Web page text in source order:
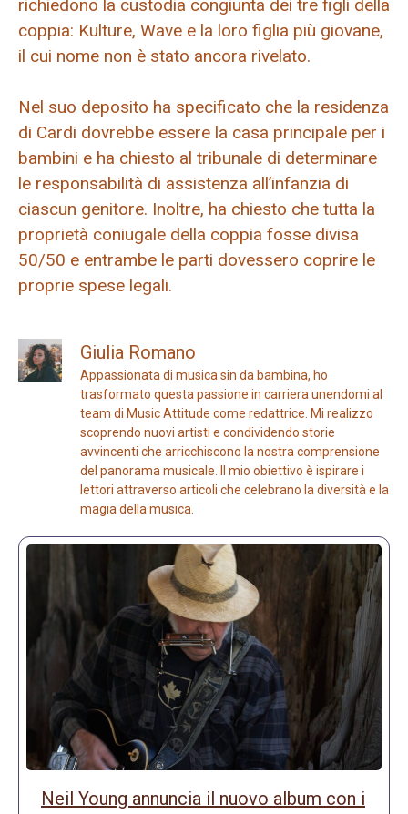
richiedono la custodia congiunta dei tre figli della
coppia: Kulture, Wave e la loro figlia più giovane,
il cui nome non è stato ancora rivelato.
Nel suo deposito ha specificato che la residenza
di Cardi dovrebbe essere la casa principale per i
bambini e ha chiesto al tribunale di determinare
le responsabilità di assistenza all’infanzia di
ciascun genitore. Inoltre, ha chiesto che tutta la
proprietà coniugale della coppia fosse divisa
50/50 e entrambe le parti dovessero coprire le
proprie spese legali.
Giulia Romano
Appassionata di musica sin da bambina, ho
trasformato questa passione in carriera unendomi al
team di Music Attitude come redattrice. Mi realizzo
scoprendo nuovi artisti e condividendo storie
avvincenti che arricchiscono la nostra comprensione
del panorama musicale. Il mio obiettivo è ispirare i
lettori attraverso articoli che celebrano la diversità e la
magia della musica.
Neil Young annuncia il nuovo album con i